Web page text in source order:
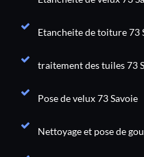
Etancheite de toiture 73
traitement des tuiles 73
Pose de velux 73 Savoie
Nettoyage et pose de